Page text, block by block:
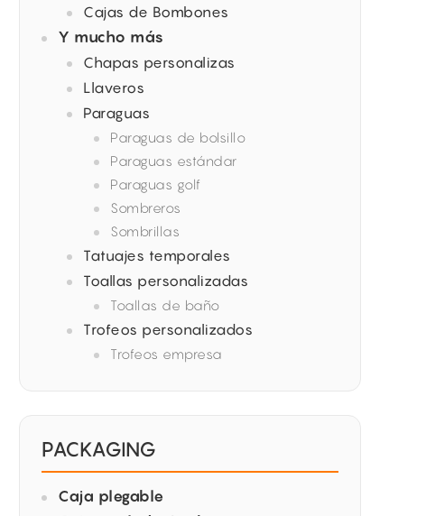
Cajas de Bombones
Y mucho más
Chapas personalizas
Llaveros
Paraguas
Paraguas de bolsillo
Paraguas estándar
Paraguas golf
Sombreros
Sombrillas
Tatuajes temporales
Toallas personalizadas
Toallas de baño
Trofeos personalizados
Trofeos empresa
PACKAGING
Caja plegable